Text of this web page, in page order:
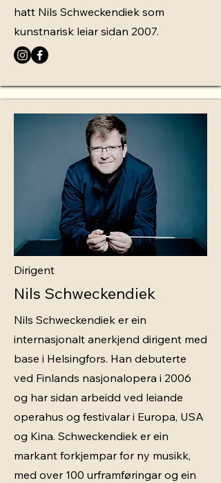
hatt Nils Schweckendiek som
kunstnarisk leiar sidan 2007.
Dirigent
Nils Schweckendiek
Nils Schweckendiek er ein
internasjonalt anerkjend dirigent med
base i Helsingfors. Han debuterte
ved Finlands nasjonalopera i 2006
og har sidan arbeidd ved leiande
operahus og festivalar i Europa, USA
og Kina. Schweckendiek er ein
markant forkjempar for ny musikk,
med over 100 urframføringar og ein